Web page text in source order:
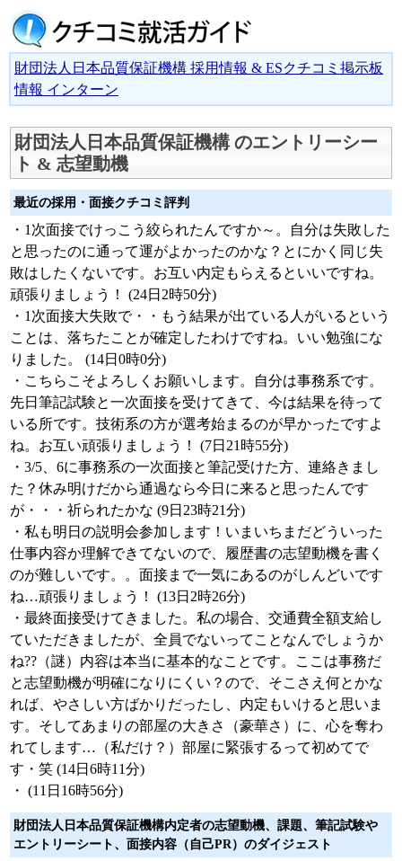
財団法人日本品質保証機構 採用情報 & ESクチコミ掲示板
情報 インターン
財団法人日本品質保証機構 のエントリーシー
ト & 志望動機
最近の採用・面接クチコミ評判
・1次面接でけっこう絞られたんですか～。自分は失敗した
と思ったのに通って運がよかったのかな？とにかく同じ失
敗はしたくないです。お互い内定もらえるといいですね。
頑張りましょう！ (24日2時50分)
・1次面接大失敗で・・もう結果が出ている人がいるという
ことは、落ちたことが確定したわけですね。いい勉強にな
りました。 (14日0時0分)
・こちらこそよろしくお願いします。自分は事務系です。
先日筆記試験と一次面接を受けてきて、今は結果を待って
いる所です。技術系の方が選考始まるのが早かったですよ
ね。お互い頑張りましょう！ (7日21時55分)
・3/5、6に事務系の一次面接と筆記受けた方、連絡きまし
た？休み明けだから通過なら今日に来ると思ったんです
が・・・祈られたかな (9日23時21分)
・私も明日の説明会参加します！いまいちまだどういった
仕事内容か理解できてないので、履歴書の志望動機を書く
のが難しいです。。面接まで一気にあるのがしんどいです
ね…頑張りましょう！ (13日2時26分)
・最終面接受けてきました。私の場合、交通費全額支給し
ていただきましたが、全員でないってことなんでしょうか
ね??（謎）内容は本当に基本的なことです。ここは事務だ
と志望動機が明確になりにくい？ので、そこさえ何とかな
れば、やさしい方ばかりだったし、内定もいけると思いま
す。そしてあまりの部屋の大きさ（豪華さ）に、心を奪わ
れてします…（私だけ？）部屋に緊張するって初めてで
す・笑 (14日6時11分)
・ (11日16時56分)
財団法人日本品質保証機構内定者の志望動機、課題、筆記試験や
エントリーシート、面接内容（自己PR）のダイジェスト